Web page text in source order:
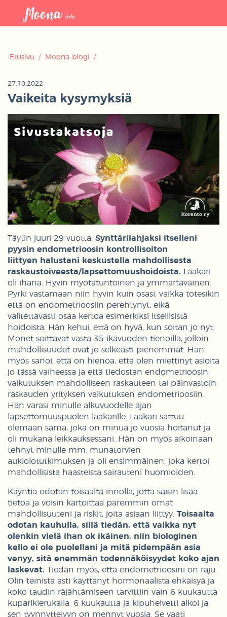
Etusivu / Moona-blogi /
27.10.2022
Vaikeita kysymyksiä
Täytin juuri 29 vuotta. Synttärilahjaksi itselleni
pyysin endometrioosin kontrollisoiton
liittyen halustani keskustella mahdollisesta
raskaustoiveesta/lapsettomuushoidoista. Lääkäri
oli ihana. Hyvin myötätuntoinen ja ymmärtäväinen.
Pyrki vastamaan niin hyvin kuin osasi, vaikka totesikin
että on endometrioosiin perehtynyt, eikä
valitettavasti osaa kertoa esimerkiksi itsellisistä
hoidoista. Hän kehui, että on hyvä, kun soitan jo nyt.
Monet soittavat vasta 35 ikävuoden tienoilla, jolloin
mahdollisuudet ovat jo selkeästi pienemmät. Hän
myös sanoi, että on hienoa, että olen miettinyt asioita
jo tässä vaiheessa ja että tiedostan endometrioosin
vaikutuksen mahdolliseen raskauteen tai päinvastoin
raskauden yrityksen vaikutuksen endometrioosiin.
Hän varasi minulle alkuvuodelle ajan
lapsettomuuspuolen lääkärille. Lääkäri sattuu
olemaan sama, joka on minua jo vuosia hoitanut ja
oli mukana leikkauksessani. Hän on myös aikoinaan
tehnyt minulle mm. munatorvien
aukiolotutkimuksen ja oli ensimmäinen, joka kertoi
mahdollisista haasteista sairauteni huomioiden.
Käyntiä odotan toisaalta innolla, jotta saisin lisää
tietoa ja voisin kartoittaa paremmin omat
mahdollisuuteni ja riskit, joita asiaan liittyy. Toisaalta
odotan kauhulla, sillä tiedän, että vaikka nyt
olenkin vielä ihan ok ikäinen, niin biologinen
kello ei ole puolellani ja mitä pidempään asia
venyy, sitä enemmän todennäköisyydet koko ajan
laskevat. Tiedän myös, että endometrioosini on raju.
Olin teinistä asti käyttänyt hormonaalista ehkäisyä ja
koko taudin räjähtämiseen tarvittiin vain 6 kuukautta
kuparikierukalla. 6 kuukautta ja kipuhelvetti alkoi ja
sen tyynnyttelyyn on mennyt vuosia. Se vaati